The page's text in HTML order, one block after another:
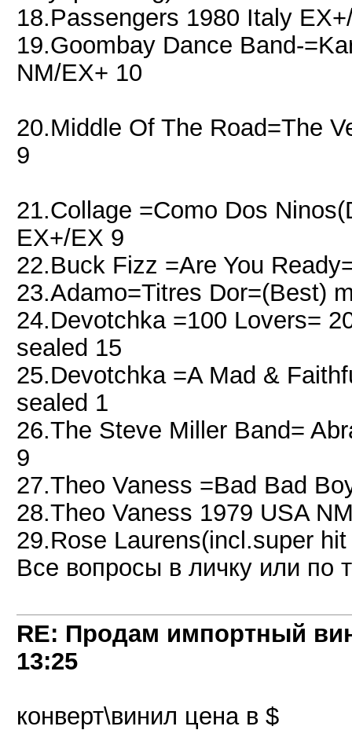
18.Passengers 1980 Italy
19.Goombay Dance Band-
NM/EX+ 10
20.Middle Of The Road=The
9
21.Collage =Como Dos
EX+/EX 9
22.Buck Fizz =Are You
23.Adamo=Titres Dor=(Best)
24.Devotchka =100 Lovers=
sealed 15
25.Devotchka =A Mad &
sealed 1
26.The Steve Miller Band=
9
27.Theo Vaness =Bad Bad
28.Theo Vaness 1979 USA
29.Rose Laurens(incl.super
Все вопросы в личку или по
RE: Продам импортный
13:25
конверт\винил цена в $